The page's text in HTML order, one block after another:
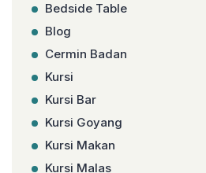
Bedside Table
Blog
Cermin Badan
Kursi
Kursi Bar
Kursi Goyang
Kursi Makan
Kursi Malas